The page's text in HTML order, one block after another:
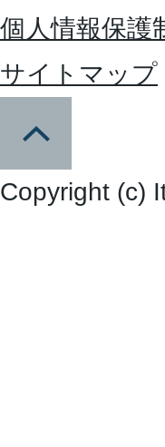
個人情報保護
サイトマップ
Copyright (c)